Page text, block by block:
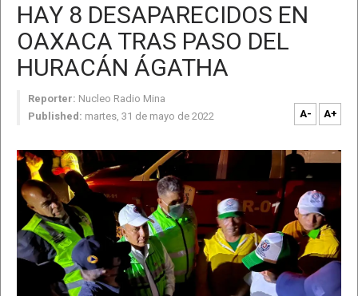
HAY 8 DESAPARECIDOS EN
OAXACA TRAS PASO DEL
HURACÁN ÁGATHA
Reporter: Nucleo Radio Mina
Published: martes, 31 de mayo de 2022 A- A+